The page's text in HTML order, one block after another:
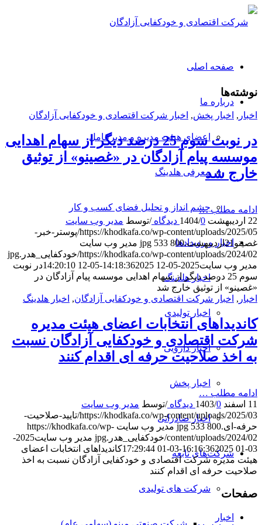
صفحه اصلی
درباره ما
اعضای هیئت مدیره و مدیرعامل
معرفی هلدینگ
چشم انداز و تحلیل فضای کسب و کار
اخبار و رویدادها
اخبار هلدینگ
اخبار تولیدی
اخبار دارویی
اخبار پخش
اخبار صادراتی
شرکت‌های تابعه
شرکت های تولیدی
نوشته‌ها
اخبار , اخبار پخش, اخبار شرکت اقتصادی و خودکفایی آزادگان
در نوبت سوم 25 درصد دیگر از سهام اهدایی
موسسه پیام آزادگان در «غصینو» از توثیق
خارج شد
ادامه مطلب …
22 اردیبهشت 1404
/0 دیدگاه /توسط مدیر وب سایت
https://khodkafa.co/wp-content/uploads/2025/05/پوستر-خبر-
غصینو21اردیبهشت.jpg
533 800
مدیر وب سایت
https://khodkafa.co/wp-content/uploads/2024/02/خودکفایی_هدر.jpg
مدیر وب سایت2025-05-12 14:18:36
2025-05-12 14:20:10
در نوبت
سوم 25 درصد دیگر از سهام اهدایی موسسه پیام آزادگان در
«غصینو» از توثیق خارج شد
اخبار , اخبار شرکت اقتصادی و خودکفایی آزادگان, اخبار هلدینگ
کاندیداهای انتخابات اعضای هیئت مدیره
شرکت اقتصادی و خودکفایی آزادگان نسبت
به اخذ صلاحیت حرفه ای اقدام کنند
ادامه مطلب …
11 اسفند 1403
/0 دیدگاه /توسط مدیر وب سایت
https://khodkafa.co/wp-content/uploads/2025/03/تایید-صلاحیت-
حرفه-ای.jpg
533 800 مدیر وب سایت https://khodkafa.co/wp-
content/uploads/2024/02/خودکفایی_هدر.jpg
مدیر وب سایت
2025-
03-01 16:16:36
2025-03-01 17:29:44
کاندیداهای انتخابات اعضای
هیئت مدیره شرکت اقتصادی و خودکفایی آزادگان نسبت به اخذ
صلاحیت حرفه ای اقدام کنند
صفحات
اخبار